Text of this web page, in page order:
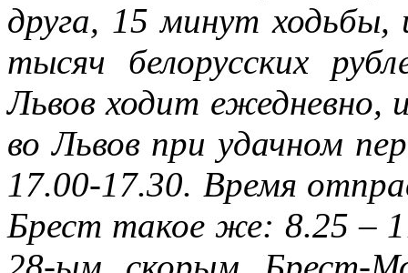
друга, 15 минут
тысяч белорусских
Львов ходит ежедневно,
во Львов при удачном
17.00-17.30. Время
Брест такое же: 8.25 –